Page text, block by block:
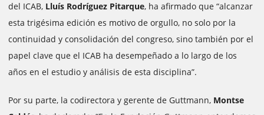
del ICAB, Lluís Rodríguez Pitarque, ha afirmado que “alcanzar
esta trigésima edición es motivo de orgullo, no solo por la
continuidad y consolidación del congreso, sino también por el
papel clave que el ICAB ha desempeñado a lo largo de los
años en el estudio y análisis de esta disciplina”.
Por su parte, la codirectora y gerente de Guttmann, Montse